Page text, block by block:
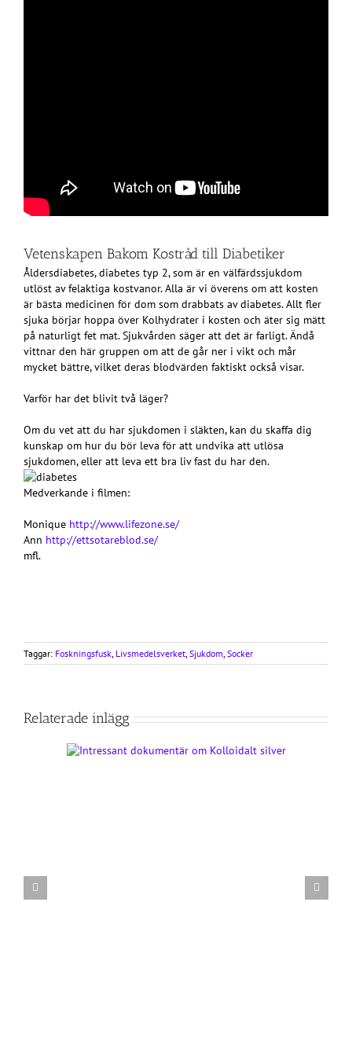
Vetenskapen Bakom Kostråd till Diabetiker
Åldersdiabetes, diabetes typ 2, som är en välfärdssjukdom
utlöst av felaktiga kostvanor. Alla är vi överens om att kosten
är bästa medicinen för dom som drabbats av diabetes. Allt fler
sjuka börjar hoppa över Kolhydrater i kosten och äter sig mätt
på naturligt fet mat. Sjukvården säger att det är farligt. Ändå
vittnar den här gruppen om att de går ner i vikt och mår
mycket bättre, vilket deras blodvärden faktiskt också visar.
Varför har det blivit två läger?
Om du vet att du har sjukdomen i släkten, kan du skaffa dig
kunskap om hur du bör leva för att undvika att utlösa
sjukdomen, eller att leva ett bra liv fast du har den.
Medverkande i filmen:
Monique http://www.lifezone.se/
Ann http://ettsotareblod.se/
mfl.
Taggar: Foskningsfusk, Livsmedelsverket, Sjukdom, Socker
Relaterade inlägg